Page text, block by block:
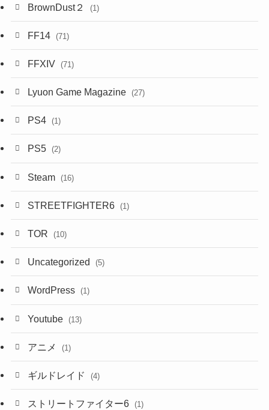
BrownDust２ (1)
FF14 (71)
FFXIV (71)
Lyuon Game Magazine (27)
PS4 (1)
PS5 (2)
Steam (16)
STREETFIGHTER6 (1)
TOR (10)
Uncategorized (5)
WordPress (1)
Youtube (13)
アニメ (1)
ギルドレイド (4)
ストリートファイター6 (1)